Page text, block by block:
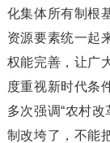
化集体所有制根
资源要素统一起
权能完善，让广
度重视新时代条
多次强调“农村
制改垮了，不能